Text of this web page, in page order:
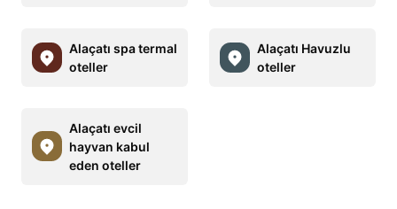
Alaçatı spa termal
oteller
Alaçatı Havuzlu
oteller
Alaçatı evcil
hayvan kabul
eden oteller